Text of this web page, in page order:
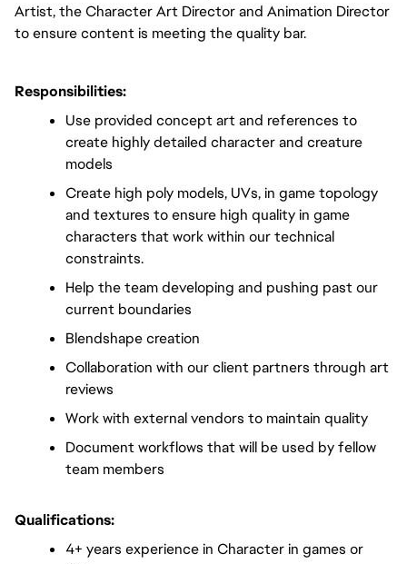
Artist, the Character Art Director and Animation Director
to ensure content is meeting the quality bar.
Responsibilities:
Use provided concept art and references to
create highly detailed character and creature
models
Create high poly models, UVs, in game topology
and textures to ensure high quality in game
characters that work within our technical
constraints.
Help the team developing and pushing past our
current boundaries
Blendshape creation
Collaboration with our client partners through art
reviews
Work with external vendors to maintain quality
Document workflows that will be used by fellow
team members
Qualifications:
4+ years experience in Character in games or